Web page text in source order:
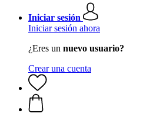
Iniciar sesión
Iniciar sesión ahora
¿Eres un nuevo usuario?
Crear una cuenta